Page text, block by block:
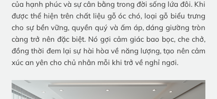
của hạnh phúc và sự cân bằng trong đời sống lứa đôi. Khi
được thể hiện trên chất liệu gỗ óc chó, loại gỗ biểu trưng
cho sự bền vững, quyền quý và ấm áp, dáng giường tròn
càng trở nên đặc biệt. Nó gợi cảm giác bao bọc, che chở,
đồng thời đem lại sự hài hòa về năng lượng, tạo nên cảm
xúc an yên cho chủ nhân mỗi khi trở về nghỉ ngơi.